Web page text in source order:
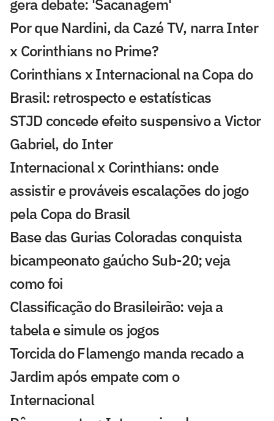
gera debate: 'Sacanagem'
Por que Nardini, da Cazé TV, narra Inter
x Corinthians no Prime?
Corinthians x Internacional na Copa do
Brasil: retrospecto e estatísticas
STJD concede efeito suspensivo a Victor
Gabriel, do Inter
Internacional x Corinthians: onde
assistir e prováveis escalações do jogo
pela Copa do Brasil
Base das Gurias Coloradas conquista
bicampeonato gaúcho Sub-20; veja
como foi
Classificação do Brasileirão: veja a
tabela e simule os jogos
Torcida do Flamengo manda recado a
Jardim após empate com o
Internacional